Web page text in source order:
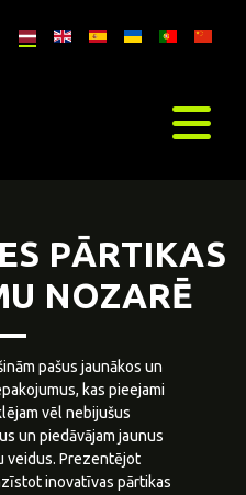
PĀRTIKAS
NOZARĒ
pašus jaunākos un
kas pieejami
vēl nebijušus
un piedāvājam jaunus
veidus. Prezentējot
inovatīvas pārtikas